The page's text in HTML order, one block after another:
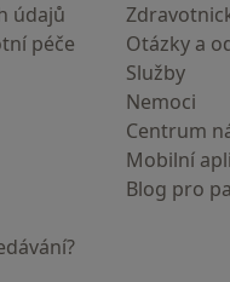
údajů
péče
Otázky a
Služby
Nemoci
Centrum
Mobilní
Blog pro